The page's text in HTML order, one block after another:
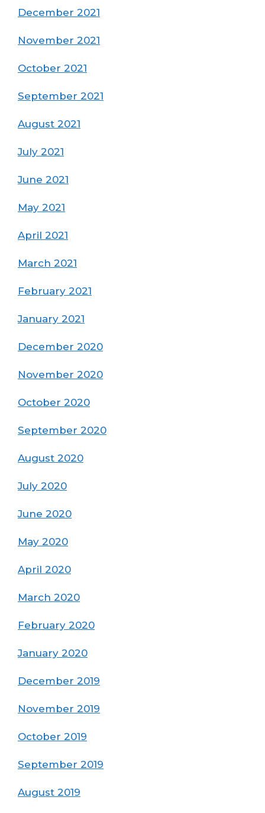
December 2021
November 2021
October 2021
September 2021
August 2021
July 2021
June 2021
May 2021
April 2021
March 2021
February 2021
January 2021
December 2020
November 2020
October 2020
September 2020
August 2020
July 2020
June 2020
May 2020
April 2020
March 2020
February 2020
January 2020
December 2019
November 2019
October 2019
September 2019
August 2019